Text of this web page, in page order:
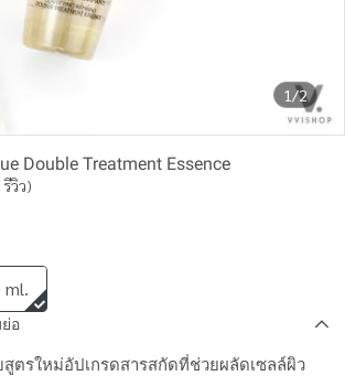
1/2
Double Treatment Essence
วิว)
ml.
อ
สูตรใหม่อัปเกรดสารสกัดที่ช่วยผลัดเซลล์ผิว